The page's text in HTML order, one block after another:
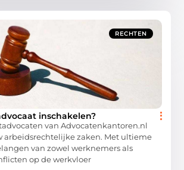
RECHTEN
inschakelen?
van Advocatenkantoren.nl
arbeidsrechtelijke zaken. Met ultieme
van zowel werknemers als
op de werkvloer